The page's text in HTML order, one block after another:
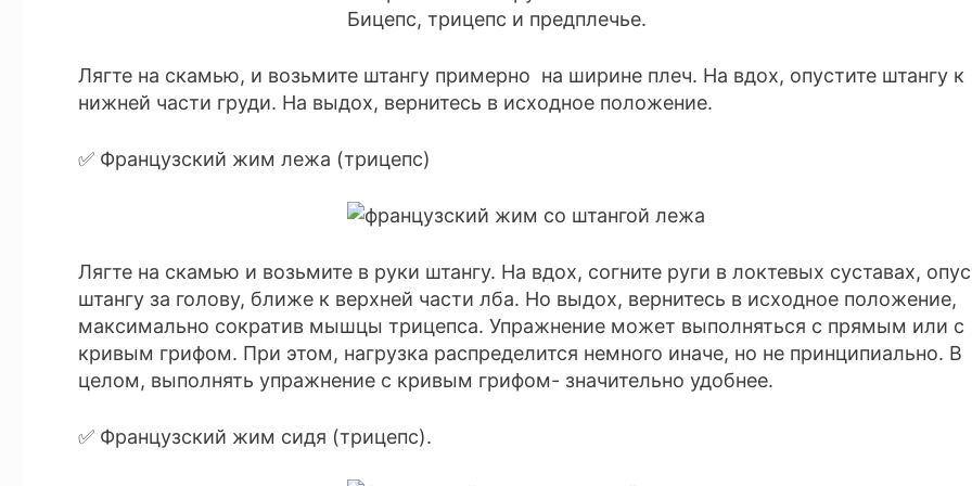
Лягте на скамью, и возьмите штангу примерно на ширине плеч. На вдох, опустите штангу к
нижней части груди. На выдох, вернитесь в исходное положение.
✅ Французский жим лежа (трицепс)
Лягте на скамью и возьмите в руки штангу. На вдох, согните руги в локтевых суставах,
штангу за голову, ближе к верхней части лба. Но выдох, вернитесь в исходное положение,
максимально сократив мышцы трицепса. Упражнение может выполняться с прямым или с
кривым грифом. При этом, нагрузка распределится немного иначе, но не принципиально. В
целом, выполнять упражнение с кривым грифом- значительно удобнее.
✅ Французский жим сидя (трицепс).